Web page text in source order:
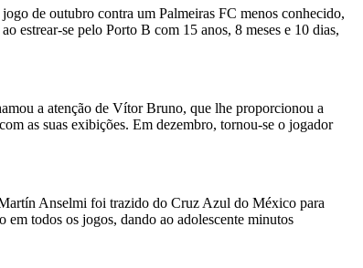
de outubro contra um Palmeiras FC menos conhecido,
estrear-se pelo Porto B com 15 anos, 8 meses e 10 dias,
a atenção de Vítor Bruno, que lhe proporcionou a
as suas exibições. Em dezembro, tornou-se o jogador
Martín Anselmi foi trazido do Cruz Azul do México para
todos os jogos, dando ao adolescente minutos